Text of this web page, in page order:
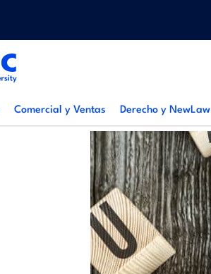
Comercial y Ventas Derecho y NewLaw